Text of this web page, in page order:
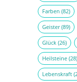
Farben (82)
Geister(89)
Glück(26)
Heilsteine(28)
Lebenskraft